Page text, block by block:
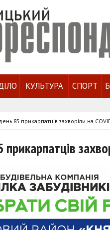
КУЛЬТУРА СПОРТ
85 прикарпатців захворіли на